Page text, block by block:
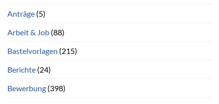
Anträge (5)
Arbeit & Job (88)
Bastelvorlagen (215)
Berichte (24)
Bewerbung (398)